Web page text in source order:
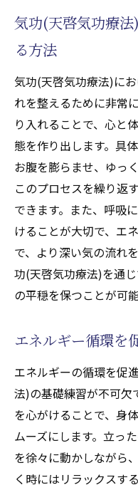
気功(天啓気功療
る方法
気功(天啓気功療法)に
れを整えるために非常
り入れることで、心と
態を作り出します。具
お腹を膨らませ、ゆっ
このプロセスを繰り返
できます。また、呼吸
けることが大切で、エ
で、より深い気の流れ
功(天啓気功療法)を通
の平穏を保つことが可
エネルギー循環を
エネルギーの循環を促
法)の基礎練習が不可欠
を心がけることで、身
ムーズにします。立っ
を徐々に動かしながら
く時にはリラックスす